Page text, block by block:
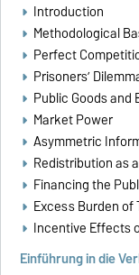
Introduction
Methodological
Perfect
Prisoners’
Public Goods
Market Power
Asymmetric
Redistribution as
Financing the
Excess Burden
Incentive Effects
Einführung in die